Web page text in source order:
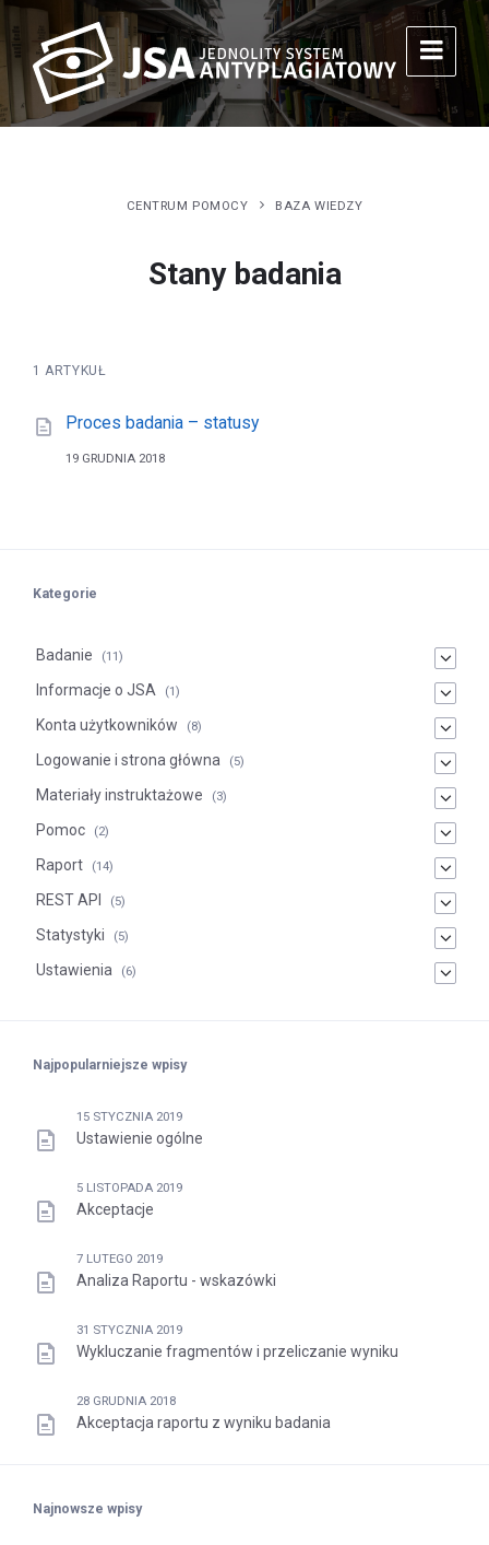
CENTRUM POMOCY BAZA WIEDZY
Stany badania
1 ARTYKUŁ
Proces badania – statusy
19 GRUDNIA 2018
Kategorie
Badanie (11)
Informacje o JSA (1)
Konta użytkowników (8)
Logowanie i strona główna (5)
Materiały instruktażowe (3)
Pomoc (2)
Raport (14)
REST API (5)
Statystyki (5)
Ustawienia (6)
Najpopularniejsze wpisy
15 STYCZNIA 2019
Ustawienie ogólne
5 LISTOPADA 2019
Akceptacje
7 LUTEGO 2019
Analiza Raportu - wskazówki
31 STYCZNIA 2019
Wykluczanie fragmentów i przeliczanie wyniku
28 GRUDNIA 2018
Akceptacja raportu z wyniku badania
Najnowsze wpisy